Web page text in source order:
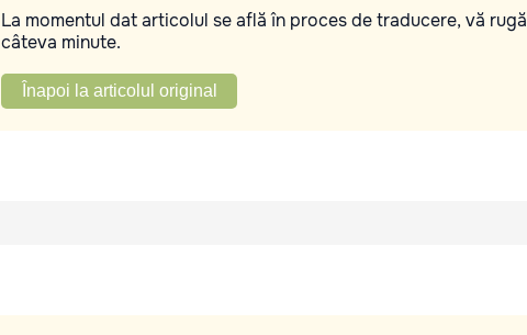
La momentul dat articolul se află în proces de traducere, vă
câteva minute.
Înapoi la articolul original